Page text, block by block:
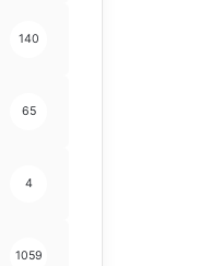
140
65
4
1059